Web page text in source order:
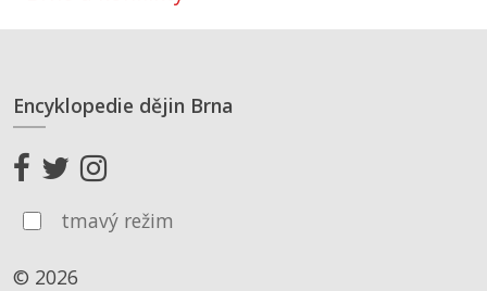
Encyklopedie dějin Brna
tmavý režim
© 2026